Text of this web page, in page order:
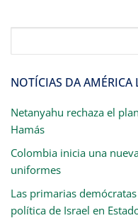
NOTÍCIAS DA AMÉRICA
Netanyahu rechaza el
Hamás
Colombia inicia una
uniformes
Las primarias
política de Israel en